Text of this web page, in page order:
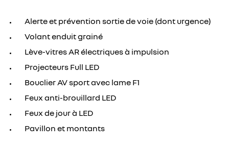
Alerte et prévention sortie de voie (dont urgence)
Volant enduit grainé
Lève-vitres AR électriques à impulsion
Projecteurs Full LED
Bouclier AV sport avec lame F1
Feux anti-brouillard LED
Feux de jour à LED
Pavillon et montants